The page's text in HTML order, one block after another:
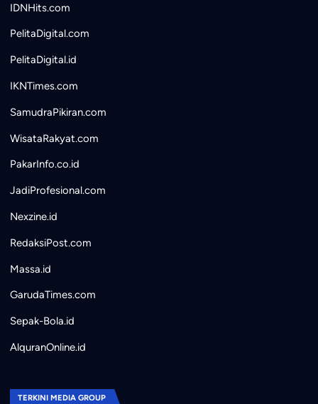
IDNHits.com
PelitaDigital.com
PelitaDigital.id
IKNTimes.com
SamudraPikiran.com
WisataRakyat.com
PakarInfo.co.id
JadiProfesional.com
Nexzine.id
RedaksiPost.com
Massa.id
GarudaTimes.com
Sepak-Bola.id
AlquranOnline.id
TERKINI MEDIA GROUP